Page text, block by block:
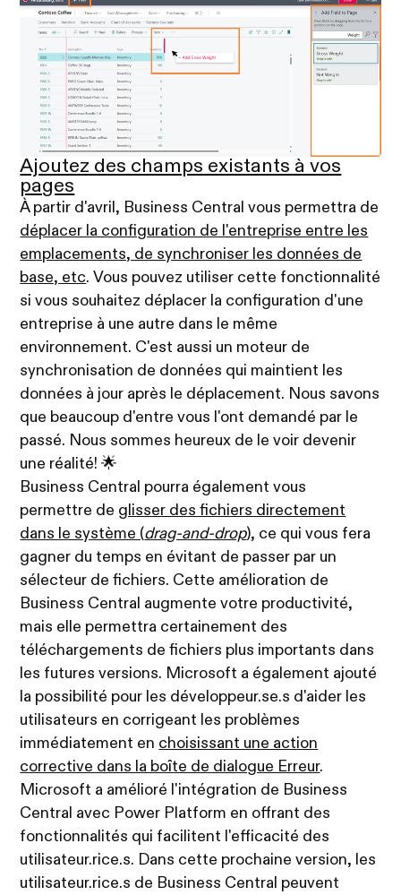
Ajoutez des champs existants à vos
pages
À partir d'avril, Business Central vous permettra de
déplacer la configuration de l'entreprise entre les
emplacements, de synchroniser les données de
base, etc. Vous pouvez utiliser cette fonctionnalité
si vous souhaitez déplacer la configuration d'une
entreprise à une autre dans le même
environnement. C'est aussi un moteur de
synchronisation de données qui maintient les
données à jour après le déplacement. Nous savons
que beaucoup d'entre vous l'ont demandé par le
passé. Nous sommes heureux de le voir devenir
une réalité! 🌟
Business Central pourra également vous
permettre de glisser des fichiers directement
dans le système (drag-and-drop), ce qui vous fera
gagner du temps en évitant de passer par un
sélecteur de fichiers. Cette amélioration de
Business Central augmente votre productivité,
mais elle permettra certainement des
téléchargements de fichiers plus importants dans
les futures versions. Microsoft a également ajouté
la possibilité pour les développeur.se.s d'aider les
utilisateurs en corrigeant les problèmes
immédiatement en choisissant une action
corrective dans la boîte de dialogue Erreur.
Microsoft a amélioré l'intégration de Business
Central avec Power Platform en offrant des
fonctionnalités qui facilitent l'efficacité des
utilisateur.rice.s. Dans cette prochaine version, les
utilisateur.rice.s de Business Central peuvent